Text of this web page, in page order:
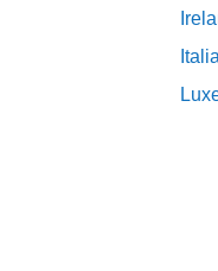
초기
Italia